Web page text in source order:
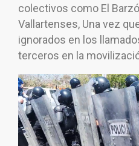
colectivos como El
Vallartenses, Una vez
ignorados en los
terceros en la